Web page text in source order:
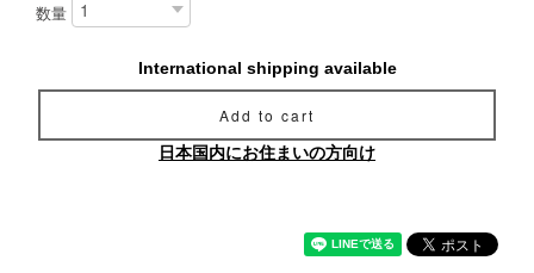
数量
International shipping available
Add to cart
日本国内にお住まいの方向け